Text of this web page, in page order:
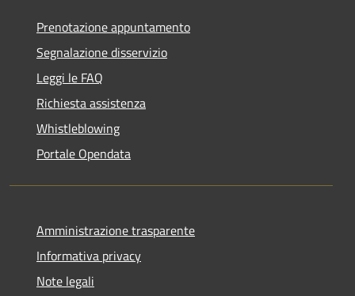
Prenotazione appuntamento
Segnalazione disservizio
Leggi le FAQ
Richiesta assistenza
Whistleblowing
Portale Opendata
Amministrazione trasparente
Informativa privacy
Note legali